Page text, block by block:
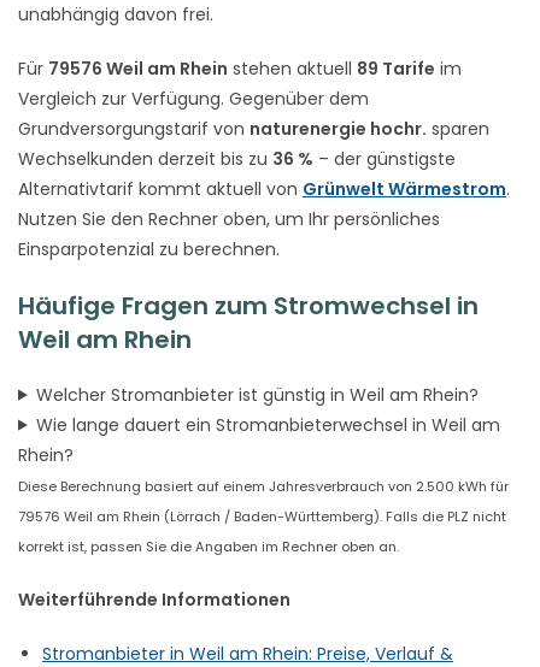
unabhängig davon frei.
Für 79576 Weil am Rhein stehen aktuell 89 Tarife im
Vergleich zur Verfügung. Gegenüber dem
Grundversorgungstarif von naturenergie hochr. sparen
Wechselkunden derzeit bis zu 36 % – der günstigste
Alternativtarif kommt aktuell von Grünwelt Wärmestrom.
Nutzen Sie den Rechner oben, um Ihr persönliches
Einsparpotenzial zu berechnen.
Häufige Fragen zum Stromwechsel in
Weil am Rhein
Welcher Stromanbieter ist günstig in Weil am Rhein?
Wie lange dauert ein Stromanbieterwechsel in Weil am
Rhein?
Diese Berechnung basiert auf einem Jahresverbrauch von 2.500 kWh für
79576 Weil am Rhein (Lörrach / Baden-Württemberg). Falls die PLZ nicht
korrekt ist, passen Sie die Angaben im Rechner oben an.
Weiterführende Informationen
Stromanbieter in Weil am Rhein: Preise, Verlauf &